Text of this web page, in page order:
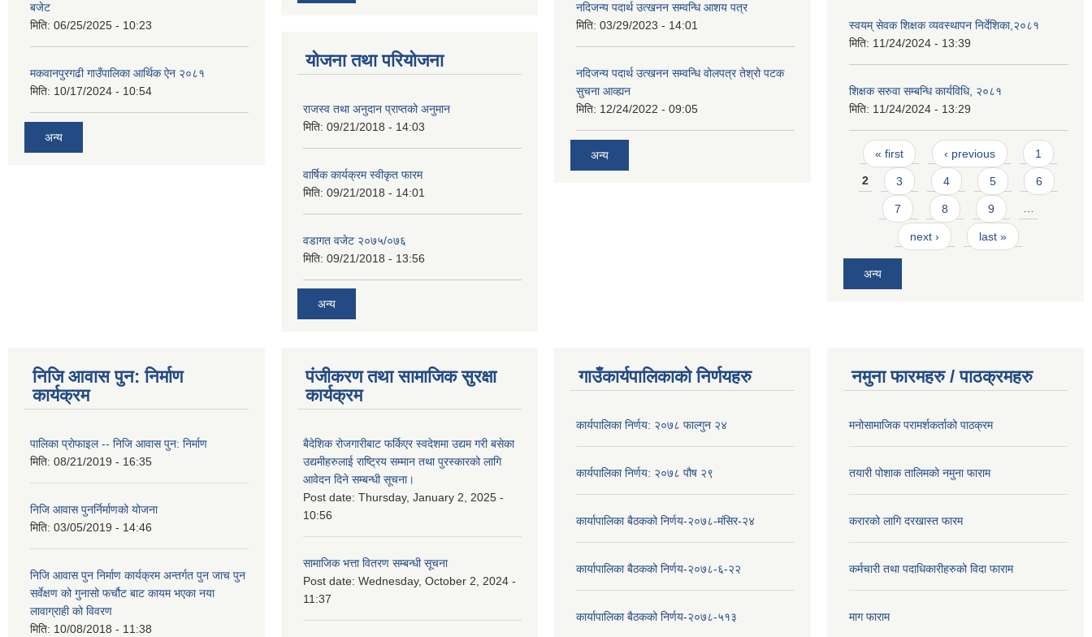
बजेट
मिति: 06/25/2025 - 10:23
मकवानपुरगढी गाउँपालिका आर्थिक ‌‌‌ऐन २०८१
मिति: 10/17/2024 - 10:54
अन्य
योजना तथा परियोजना
राजस्व तथा अनुदान प्राप्तको अनुमान
मिति: 09/21/2018 - 14:03
वार्षिक कार्यक्रम स्वीकृत फारम
मिति: 09/21/2018 - 14:01
वडागत वजेट २०७५/०७६
मिति: 09/21/2018 - 13:56
अन्य
नदिजन्य पदार्थ उत्खनन सम्वन्धि आशय पत्र
मिति: 03/29/2023 - 14:01
नदिजन्य पदार्थ उत्खनन सम्वन्धि वोलपत्र तेश्रो पटक
सुचना आव्ह्यन
मिति: 12/24/2022 - 09:05
अन्य
स्वयम् सेवक शिक्षक व्यवस्थापन निर्देशिका,२०८१
मिति: 11/24/2024 - 13:39
शिक्षक सरुवा सम्बन्धि कार्यविधि, २०८१
मिति: 11/24/2024 - 13:29
Pages
« first ‹ previous 1
2 3 4 5 6
7 8 9 …
next › last »
अन्य
निजि आवास पुन: निर्माण
कार्यक्रम
पालिका प्राेफाइल -- निजि आवास पुन: निर्माण
मिति: 08/21/2019 - 16:35
निजि आवास पुनर्निर्माणको योजना
मिति: 03/05/2019 - 14:46
निजि आवास पुन निर्माण कार्यक्रम अन्तर्गत पुन जाच पुन
सर्वेक्षण को गुनासो फर्चौट बाट कायम भएका नया
लावाग्राही को विवरण
मिति: 10/08/2018 - 11:38
पंजीकरण तथा सामाजिक सुरक्षा
कार्यक्रम
बैदेशिक रोजगारीबाट फर्किएर स्वदेशमा उद्यम गरी बसेका
उद्यमीहरुलाई राष्‍ट्रिय सम्मान तथा पुरस्कारको लागि
आवेदन दिने सम्बन्धी सूचना।
Post date: Thursday, January 2, 2025 -
10:56
सामाजिक भत्ता वितरण सम्बन्धी सूचना
Post date: Wednesday, October 2, 2024 -
11:37
गाउँकार्यपालिकाको निर्णयहरु
कार्यपालिका निर्णय: २०७८ फाल्गुन २४
कार्यपालिका निर्णय: २०७८ पौष २९
कार्यापालिका बैठकको निर्णय-२०७८-मंसिर-२४
कार्यापालिका बैठकको निर्णय-२०७८-६-२२
कार्यापालिका बैठकको निर्णय-२०७८-५१३
नमुना फारमहरु / पाठक्रमहरु
मनोसामाजिक परामर्शकर्ताको पाठक्रम
तयारी पोशाक तालिमको नमुना फाराम
करारको लागि दरखास्त फारम
कर्मचारी तथा पदाधिकारीहरुको विदा फाराम
माग फाराम